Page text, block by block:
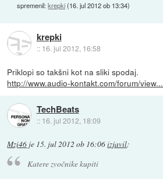
spremenil:krepki(16. jul 2012 ob 13:34)
krepki
:: 16. jul 2012, 16:58
Priklopi so takšni kot na sliki spodaj.
http://www.audio-kontakt.com/forum/view...
TechBeats
:: 16. jul 2012, 18:09
Mzi46 je 15. jul 2012 ob 16:06izjavil:
Katere zvočnike kupiti